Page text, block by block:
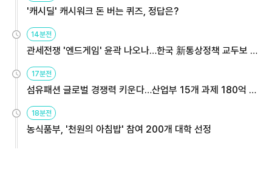
'캐시딜' 캐시워크 돈 버는 퀴즈, 정답은?
14분전
관세전쟁 '엔드게임' 윤곽 나오나…한국 新통상정책 교두보 활
용해야
17분전
섬유패션 글로벌 경쟁력 키운다…산업부 15개 과제 180억 지
원
18분전
농식품부, '천원의 아침밥' 참여 200개 대학 선정